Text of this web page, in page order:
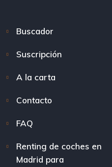
Buscador
Suscripción
A la carta
Contacto
FAQ
Renting de coches en
Madrid para